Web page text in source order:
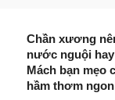
Chần xương
nước nguội
Mách bạn mẹo
hầm thơm ngon